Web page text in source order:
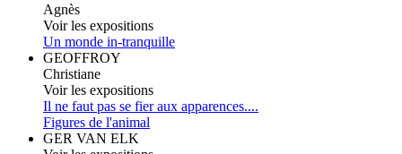
Agnès
Voir les expositions
Un monde in-tranquille
GEOFFROY
Christiane
Voir les expositions
Il ne faut pas se fier aux apparences....
Figures de l'animal
GER VAN ELK